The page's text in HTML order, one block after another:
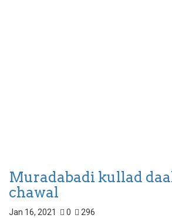
Muradabadi kullad
chawal
Jan 16, 2021 0
296